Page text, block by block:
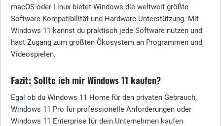
macOS oder Linux bietet Windows die weltweit größte
Software-Kompatibilität und Hardware-Unterstützung. Mit
Windows 11 kannst du praktisch jede Software nutzen und
hast Zugang zum größten Ökosystem an Programmen und
Videospielen.
Fazit: Sollte ich mir Windows 11 kaufen?
Egal ob du Windows 11 Home für den privaten Gebrauch,
Windows 11 Pro für professionelle Anforderungen oder
Windows 11 Enterprise für dein Unternehmen kaufen